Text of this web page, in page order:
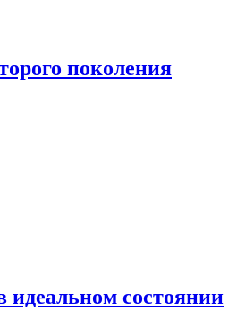
поколения
идеальном состоянии